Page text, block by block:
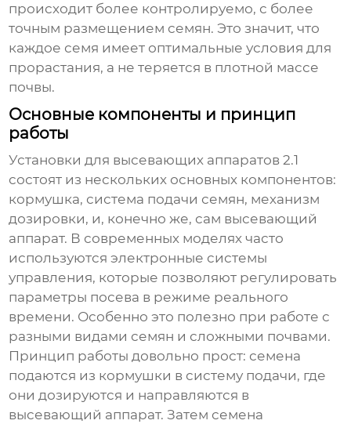
происходит более контролируемо, с более
точным размещением семян. Это значит, что
каждое семя имеет оптимальные условия для
прорастания, а не теряется в плотной массе
почвы.
Основные компоненты и принцип
работы
Установки для высевающих аппаратов 2.1
состоят из нескольких основных компонентов:
кормушка, система подачи семян, механизм
дозировки, и, конечно же, сам высевающий
аппарат. В современных моделях часто
используются электронные системы
управления, которые позволяют регулировать
параметры посева в режиме реального
времени. Особенно это полезно при работе с
разными видами семян и сложными почвами.
Принцип работы довольно прост: семена
подаются из кормушки в систему подачи, где
они дозируются и направляются в
высевающий аппарат. Затем семена